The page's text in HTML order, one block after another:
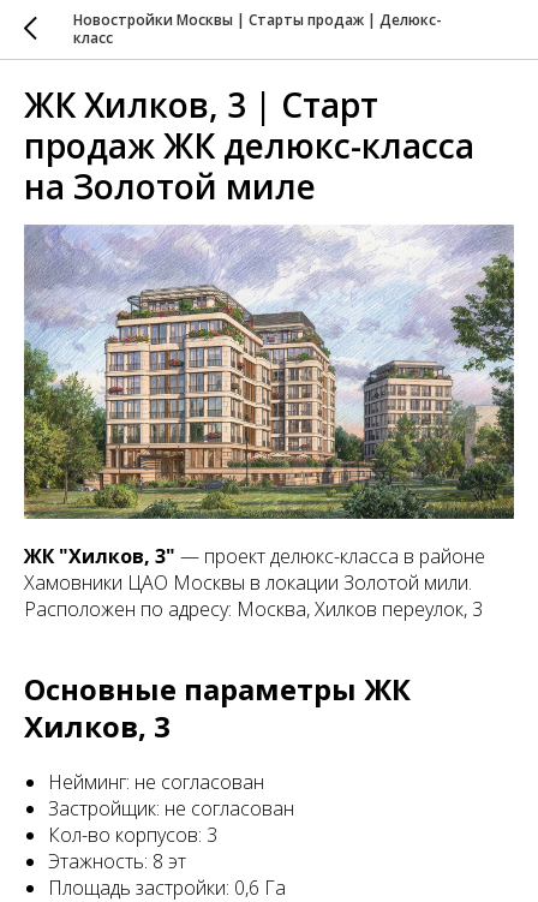
Новостройки Москвы | Старты продаж | Делюкс-
класс
ЖК Хилков, 3 | Старт
продаж ЖК делюкс-класса
на Золотой миле
ЖК "Хилков, 3" — проект делюкс-класса в районе
Хамовники ЦАО Москвы в локации Золотой мили.
Расположен по адресу: Москва, Хилков переулок, 3
Основные параметры ЖК
Хилков, 3
Нейминг: не согласован
Застройщик: не согласован
Кол-во корпусов: 3
Этажность: 8 эт
Площадь застройки: 0,6 Га